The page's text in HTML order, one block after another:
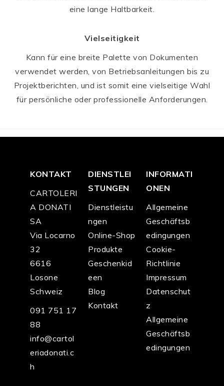
eine lange Haltbarkeit.
Vielseitigkeit
Kann für eine breite Palette von Dokumenten
verwendet werden, von Betriebsanleitungen bis zu
Projektberichten, und ist somit eine vielseitige Wahl
für persönliche oder professionelle Anforderungen.
KONTAKT
CARTOLERI
A DONATI
SA
Via Locarno
32
6616
Losone
Schweiz
091 751 17
88
info@cartol
eriadonati.c
h
DIENSTLEI
STUNGEN
Dienstleistu
ngen
Online-Shop
Produkte
Geschenkid
een
Blog
Kontakt
INFORMATI
ONEN
Allgemeine
Geschäftsb
edingungen
Cookie-
Richtlinie
Impressum
Datenschut
z
Allgemeine
Geschäftsb
edingungen